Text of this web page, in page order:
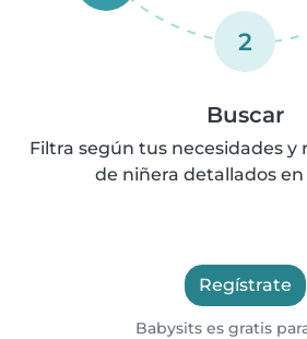
2
Buscar
Filtra según tus necesidades y
de niñera detallados en
Regístrate
Babysits es gratis